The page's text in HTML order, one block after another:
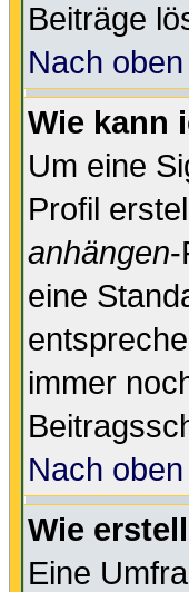
Beiträge
Nach oben
Wie kann
Um eine
Profil
anhängen-
eine
immer
Nach oben
Wie
Eine